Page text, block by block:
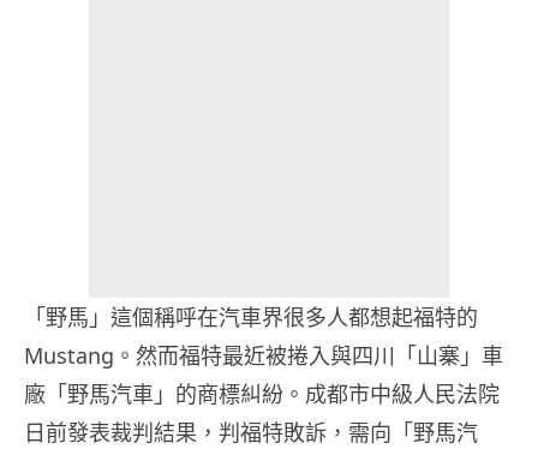
「野馬」這個稱呼在汽車界很多人都想起福特的
Mustang。然而福特最近被捲入與四川「山寨」車
廠「野馬汽車」的商標糾紛。成都市中級人民法院
日前發表裁判結果，判福特敗訴，需向「野馬汽